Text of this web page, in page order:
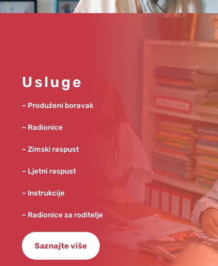
Usluge
– Produženi boravak
– Radionice
– Zimski raspust
– Ljetni raspust
– Instrukcije
– Radionice za roditelje
Saznajte više